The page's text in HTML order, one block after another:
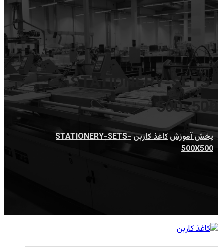
STATIONERY-SETS-
500×500
بخش آموزش کاغذ کاربنSTATIONERY-SETS-
500X500